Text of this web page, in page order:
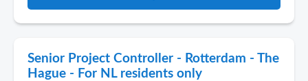
Senior Project Controller - Rotterdam - The
Hague - For NL residents only